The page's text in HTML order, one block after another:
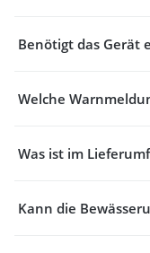
Benötigt das Gerät
Welche
Was ist im
Kann die